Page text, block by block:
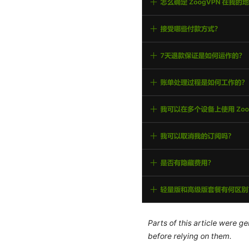
Parts of this article were
before relying on them.